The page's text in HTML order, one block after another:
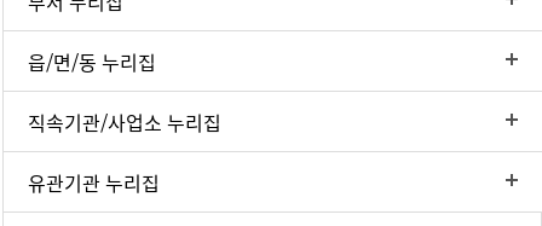
읍/면/동 누리집
직속기관/사업소 누리집
유관기관 누리집